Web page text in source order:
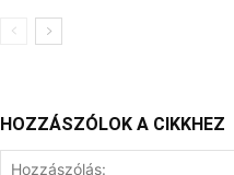
HOZZÁSZÓLOK A CIKKHEZ